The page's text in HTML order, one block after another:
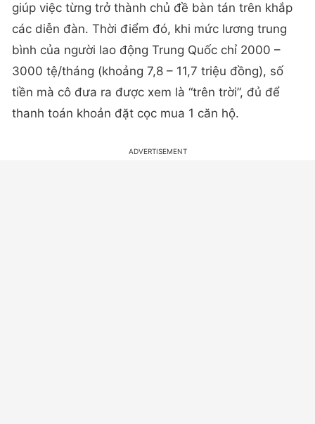
giúp việc từng trở thành chủ đề bàn tán trên khắp
các diễn đàn. Thời điểm đó, khi mức lương trung
bình của người lao động Trung Quốc chỉ 2000 –
3000 tệ/tháng (khoảng 7,8 – 11,7 triệu đồng), số
tiền mà cô đưa ra được xem là “trên trời”, đủ để
thanh toán khoản đặt cọc mua 1 căn hộ.